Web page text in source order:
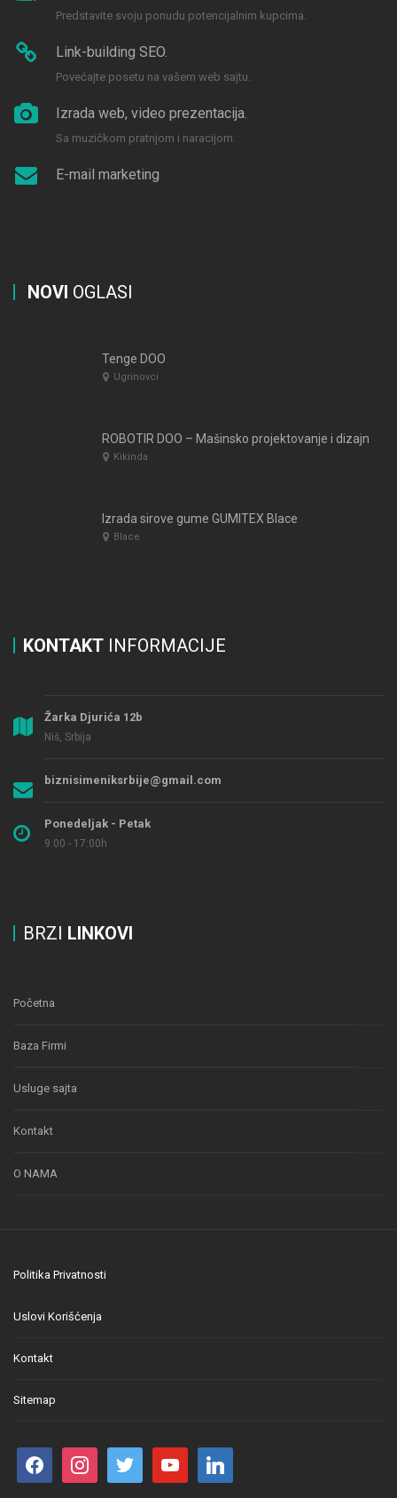
Predstavite svoju ponudu potencijalnim kupcima.
Link-building SEO.
Povećajte posetu na vašem web sajtu.
Izrada web, video prezentacija.
Sa muzičkom pratnjom i naracijom.
E-mail marketing
NOVI OGLASI
Tenge DOO
Ugrinovci
ROBOTIR DOO – Mašinsko projektovanje i dizajn
Kikinda
Izrada sirove gume GUMITEX Blace
Blace
KONTAKT INFORMACIJE
Žarka Djurića 12b
Niš, Srbija
biznisimeniksrbije@gmail.com
Ponedeljak - Petak
9:00 - 17:00h
BRZI LINKOVI
Početna
Baza Firmi
Usluge sajta
Kontakt
O NAMA
Politika Privatnosti
Uslovi Korišćenja
Kontakt
Sitemap